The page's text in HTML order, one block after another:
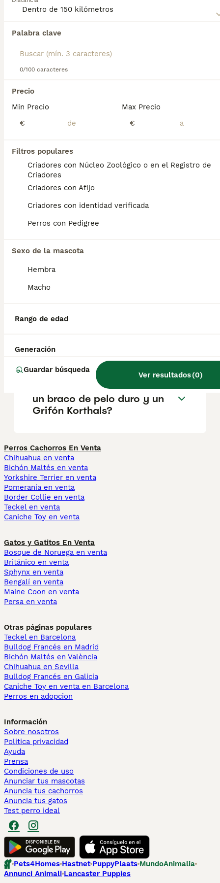
Palabra clave
0/100 caracteres
Precio
Min Precio
€
Max Precio
€
Filtros populares
Criadores con Núcleo Zoológico o en el Registro de
Criadores
Criadores con Afijo
Criadores con identidad verificada
Perros con Pedigree
Sexo de la mascota
Hembra
Macho
Rango de edad
Generación
Guardar búsqueda
Ver resultados(0)
sobre esta raza de perro.
Encontramos 0 Grifón de Muestra Korthals
Madrid.
Si deseas exactamente esta búsqueda guarda tu
¿Es el grifón de Korthal un
buen perro de familia?
Pero no te dejes engañar por su apariencia
son compañeros cariñosos y leales . Puede
después de un largo día de aventuras.
¿Cómo es el temperamento
grifón?
¿Cuál es la diferencia entre
un braco de pelo duro y un
Grifón Korthals?
Perros Cachorros En Venta
Chihuahua en venta
Bichón Maltés en venta
Yorkshire Terrier en venta
Pomerania en venta
Border Collie en venta
Teckel en venta
Caniche Toy en venta
Gatos y Gatitos En Venta
Bosque de Noruega en venta
Británico en venta
Sphynx en venta
Bengalí en venta
Maine Coon en venta
Persa en venta
Otras páginas populares
Teckel en Barcelona
Bulldog Francés en Madrid
Bichón Maltés en València
Chihuahua en Sevilla
Bulldog Francés en Galicia
Caniche Toy en venta en Barcelona
Perros en adopcion
Información
Sobre nosotros
Politica privacidad
Ayuda
Prensa
Condiciones de uso
Anunciar tus mascotas
Anuncia tus cachorros
Anuncia tus gatos
Test perro ideal
Pets4Homes Hastnet PuppyPlaats MundoAnimalia
Annunci Animali Lancaster Puppies